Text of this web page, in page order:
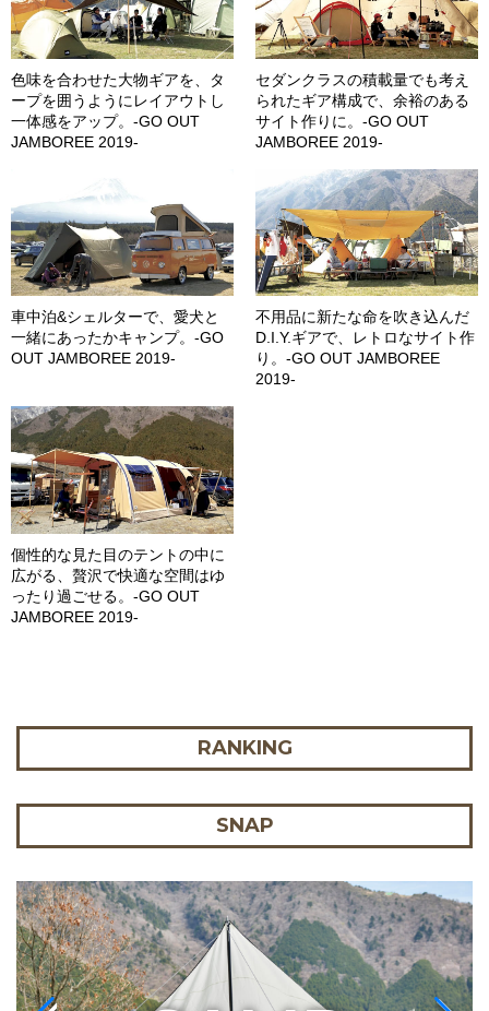
色味を合わせた大物ギアを、タ
ープを囲うようにレイアウトし
一体感をアップ。-GO OUT
JAMBOREE 2019-
セダンクラスの積載量でも考え
られたギア構成で、余裕のある
サイト作りに。-GO OUT
JAMBOREE 2019-
車中泊&シェルターで、愛犬と
一緒にあったかキャンプ。-GO
OUT JAMBOREE 2019-
不用品に新たな命を吹き込んだ
D.I.Y.ギアで、レトロなサイト作
り。-GO OUT JAMBOREE
2019-
個性的な見た目のテントの中に
広がる、贅沢で快適な空間はゆ
ったり過ごせる。-GO OUT
JAMBOREE 2019-
RANKING
SNAP